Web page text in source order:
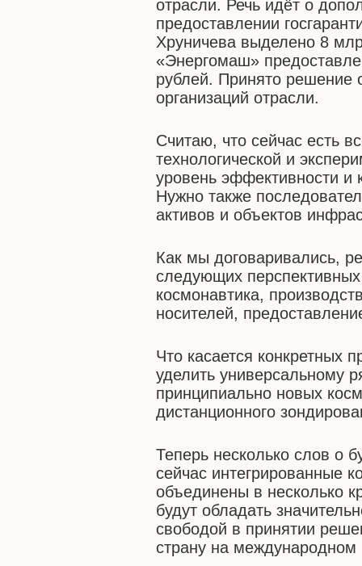
отрасли. Речь идёт о
предоставлении
Хруничева выделено 8
«Энергомаш»
рублей. Принято решение
организаций отрасли.
Считаю, что сейчас есть
технологической и
уровень эффективности и
Нужно также
активов и объектов
Как мы договаривались,
следующих
космонавтика,
носителей,
Что касается конкретных
уделить универсальному
принципиально новых
дистанционного
Теперь несколько слов о
сейчас интегрированные
объединены в несколько
будут обладать
свободой в принятии
страну на международном